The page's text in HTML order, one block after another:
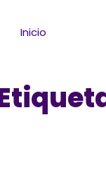
Inicio